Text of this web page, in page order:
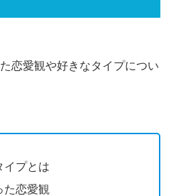
恋愛観や好きなタイプについ
イプとは
た恋愛観